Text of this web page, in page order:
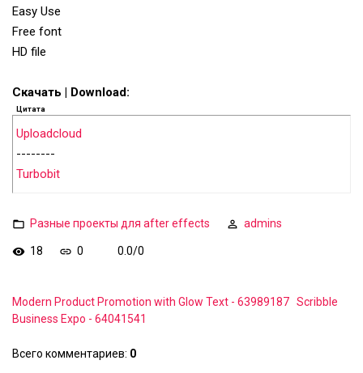
Easy Use
Free font
HD file
Скачать | Download:
Цитата
Uploadcloud
--------
Turbobit
Разные проекты для after effects admins
18 0 0.0/0
Modern Product Promotion with Glow Text - 63989187 Scribble
Business Expo - 64041541
Всего комментариев: 0